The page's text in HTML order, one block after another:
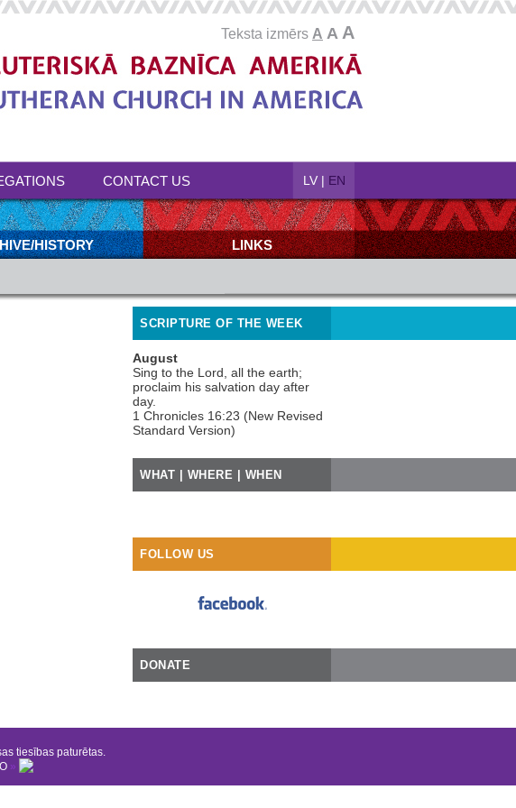
Teksta izmērs A A A
CONTACT US LV | EN
HISTORY LINKS
SCRIPTURE OF THE WEEK
August
Sing to the Lord, all the earth;
proclaim his salvation day after
day.
1 Chronicles 16:23 (New Revised
Standard Version)
WHAT | WHERE | WHEN
FOLLOW US
DONATE
tiesības paturētas.
»